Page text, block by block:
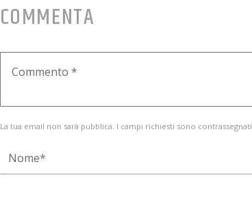
COMMENTA
La tua email non sarà pubblica. I campi richiesti sono